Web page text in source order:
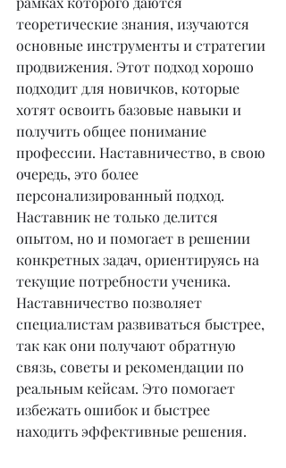
теоретические знания, изучаются
основные инструменты и стратегии
продвижения. Этот подход хорошо
подходит для новичков, которые
хотят освоить базовые навыки и
получить общее понимание
профессии. Наставничество, в свою
очередь, это более
персонализированный подход.
Наставник не только делится
опытом, но и помогает в решении
конкретных задач, ориентируясь на
текущие потребности ученика.
Наставничество позволяет
специалистам развиваться быстрее,
так как они получают обратную
связь, советы и рекомендации по
реальным кейсам. Это помогает
избежать ошибок и быстрее
находить эффективные решения.